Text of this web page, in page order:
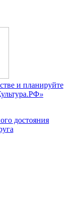
и планируйте
»
достояния